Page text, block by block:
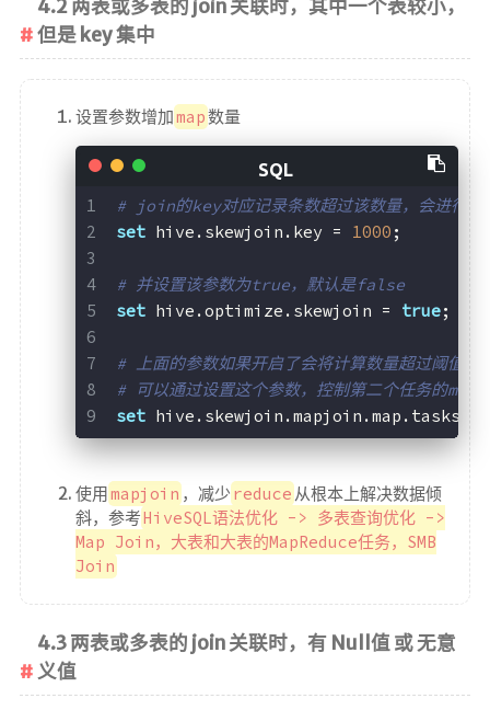
4.2 两表或多表的 join 关联时，其中一个表较小，
但是 key 集中
设置参数增加map数量
# join的key对应记录条数超过该数量，会进行
set hive.skewjoin.key = 1000 ;
# 并设置该参数为true，默认是false
set hive.optimize.skewjoin = true;
# 上面的参数如果开启了会将计算数量超过阈
# 可以通过设置这个参数，控制第二个任务的
set hive.skewjoin.mapjoin.map.tasks =
使用mapjoin ，减少 reduce 从根本上解决数据倾
斜，参考HiveSQL语法优化 -> 多表查询优化 ->
Map Join，大表和大表的MapReduce任务，SMB
Join
4.3 两表或多表的 join 关联时，有 Null值 或 无意
义值